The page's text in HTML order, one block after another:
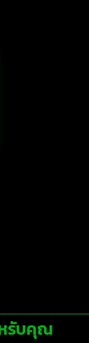
รับคุณ